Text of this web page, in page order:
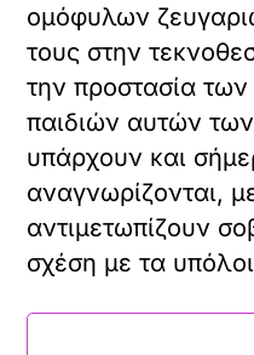
ομόφυλων
τους στην
την προστασία
παιδιών αυτών
υπάρχουν και
αναγνωρίζονται,
αντιμετωπίζουν
σχέση με τα